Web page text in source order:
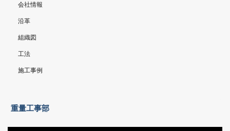
会社情報
沿革
組織図
工法
施工事例
重量工事部
動